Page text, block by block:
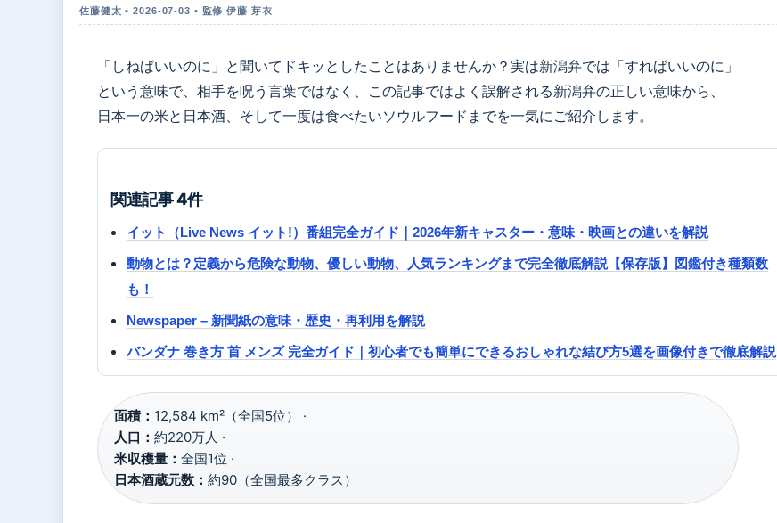
佐藤健太 • 2026-07-03 • 監修 伊藤 芽衣
「しねばいいのに」と聞いてドキッとしたことはありませんか？実は新潟弁では「すればいいのに」
という意味で、相手を呪う言葉ではなく、この記事ではよく誤解される新潟弁の正しい意味から、
日本一の米と日本酒、そして一度は食べたいソウルフードまでを一気にご紹介します。
関連記事 4件
イット（Live News イット!）番組完全ガイド｜2026年新キャスター・意味・映画との違いを解説
動物とは？定義から危険な動物、優しい動物、人気ランキングまで完全徹底解説【保存版】図鑑付き種類数
も！
Newspaper – 新聞紙の意味・歴史・再利用を解説
バンダナ 巻き方 首 メンズ 完全ガイド｜初心者でも簡単にできるおしゃれな結び方5選を画像付きで徹底解説
面積： 12,584 km²（全国5位） ·
人口： 約220万人 ·
米収穫量： 全国1位 ·
日本酒蔵元数： 約90（全国最多クラス）